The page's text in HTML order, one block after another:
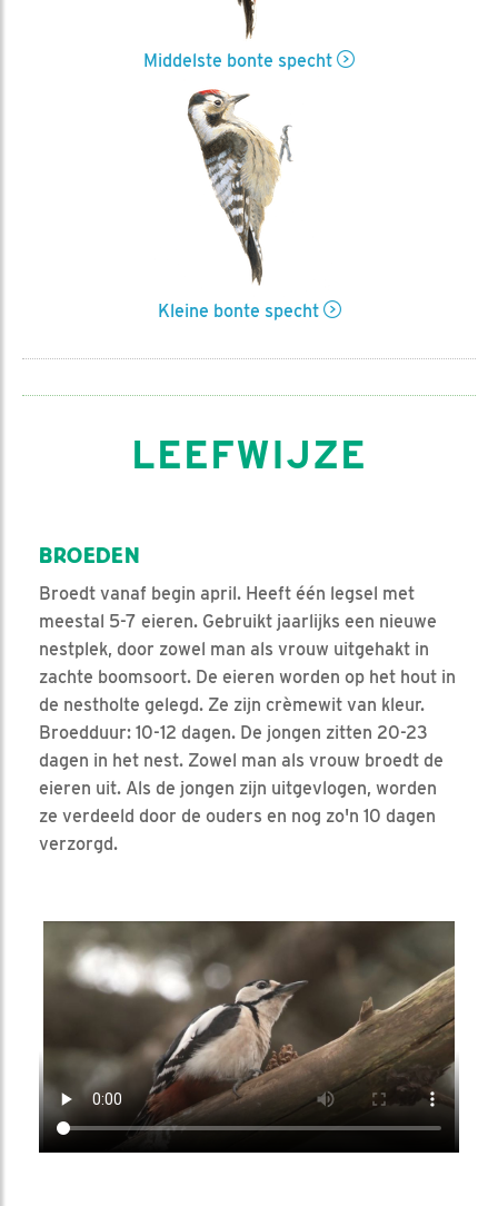
Middelste bonte specht
Kleine bonte specht
LEEFWIJZE
BROEDEN
Broedt vanaf begin april. Heeft één legsel met
meestal 5-7 eieren. Gebruikt jaarlijks een nieuwe
nestplek, door zowel man als vrouw uitgehakt in
zachte boomsoort. De eieren worden op het hout in
de nestholte gelegd. Ze zijn crèmewit van kleur.
Broedduur: 10-12 dagen. De jongen zitten 20-23
dagen in het nest. Zowel man als vrouw broedt de
eieren uit. Als de jongen zijn uitgevlogen, worden
ze verdeeld door de ouders en nog zo'n 10 dagen
verzorgd.
Video in nieuw venster openen